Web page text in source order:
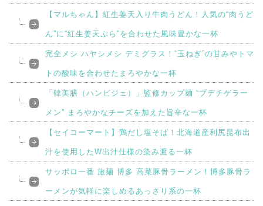
【マルちゃん】紅生姜天入り牛肉うどん！人気の“肉うど
ん”に“紅生姜天ぷら”を合わせた風味豊かな一杯
完全メシ ハヤシメシ デミグラス！“玉ねぎ”の甘みやトマ
トの酸味を合わせたまろやかな一杯
「韓美膳（ハンビジェ）」監修カップ麺 “プデチゲラー
メン” まろやかなチーズを加えた旨辛な一杯
【セイコーマート】鶏だし塩そば！北海道産利尻昆布出
汁を使用したW出汁仕様の染み渡る一杯
サッポロ一番 旅麺 博多 高菜豚骨ラーメン！博多豚骨ラ
ーメンが気軽に楽しめるあっさり系の一杯